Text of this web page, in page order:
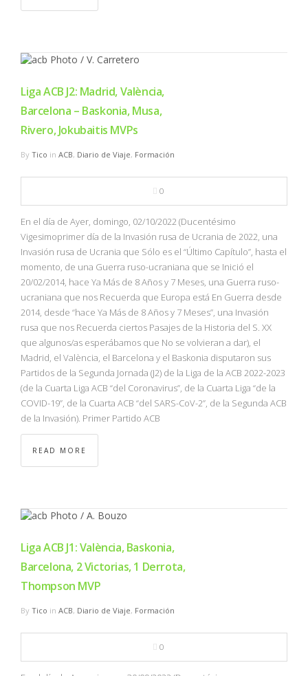
Liga ACB J2: Madrid, València,
Barcelona – Baskonia, Musa,
Rivero, Jokubaitis MVPs
By Tico in ACB, Diario de Viaje, Formación
0
En el día de Ayer, domingo, 02/10/2022 (Ducentésimo
Vigesimoprimer día de la Invasión rusa de Ucrania de 2022, una
Invasión rusa de Ucrania que Sólo es el “Último Capítulo”, hasta el
momento, de una Guerra ruso-ucraniana que se Inició el
20/02/2014, hace Ya Más de 8 Años y 7 Meses, una Guerra ruso-
ucraniana que nos Recuerda que Europa está En Guerra desde
2014, desde “hace Ya Más de 8 Años y 7 Meses”, una Invasión
rusa que nos Recuerda ciertos Pasajes de la Historia del S. XX
que algunos/as esperábamos que No se volvieran a dar), el
Madrid, el València, el Barcelona y el Baskonia disputaron sus
Partidos de la Segunda Jornada (J2) de la Liga de la ACB 2022-2023
(de la Cuarta Liga ACB “del Coronavirus”, de la Cuarta Liga “de la
COVID-19”, de la Cuarta ACB “del SARS-CoV-2”, de la Segunda ACB
de la Invasión). Primer Partido ACB
READ MORE
Liga ACB J1: València, Baskonia,
Barcelona, 2 Victorias, 1 Derrota,
Thompson MVP
By Tico in ACB, Diario de Viaje, Formación
0